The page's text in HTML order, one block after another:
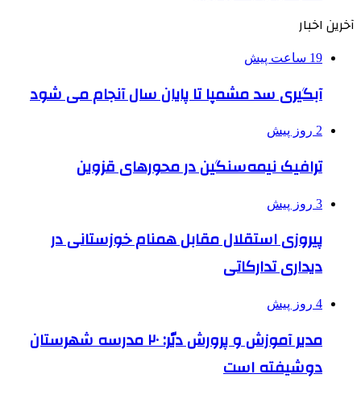
آخرین اخبار
19 ساعت پیش
آبگیری سد مشمپا تا پایان سال آنجام می شود
2 روز پیش
ترافیک نیمه‌سنگین در محورهای قزوین
3 روز پیش
پیروزی استقلال مقابل همنام خوزستانی در
دیداری تدارکاتی
4 روز پیش
مدیر آموزش و پرورش دیّر: ۲۰ مدرسه شهرستان
دوشیفته است